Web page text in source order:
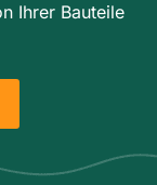
Ihrer Bauteile